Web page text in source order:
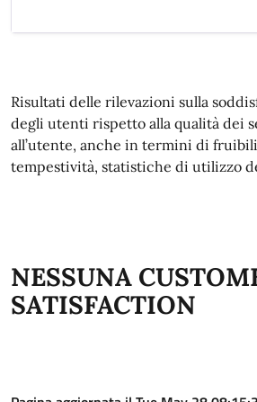
Risultati delle rilevazioni sulla
degli utenti rispetto alla qualità dei
all’utente, anche in termini di
tempestività, statistiche di utilizzo
NESSUNA
SATISFACTION